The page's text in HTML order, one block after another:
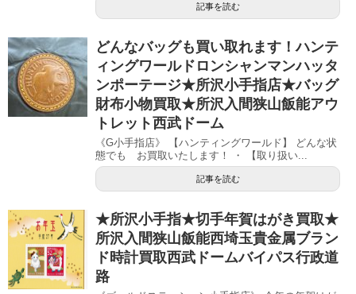
記事を読む
どんなバッグも買い取れます！ハンテ
ィングワールドロンシャンマンハッタ
ンポーテージ★所沢小手指店★バッグ
財布小物買取★所沢入間狭山飯能アウ
トレット西武ドーム
《G小手指店》 【ハンティングワールド】 どんな状
態でも お買取いたします！ ・ 【取り扱い...
記事を読む
★所沢小手指★切手年賀はがき買取★
所沢入間狭山飯能西埼玉貴金属ブラン
ド時計買取西武ドームバイパス行政道
路